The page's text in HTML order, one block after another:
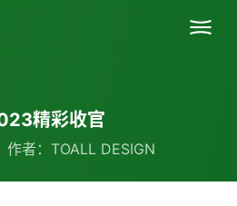
我们
业服务
精彩收官
者：TOALL DESIGN